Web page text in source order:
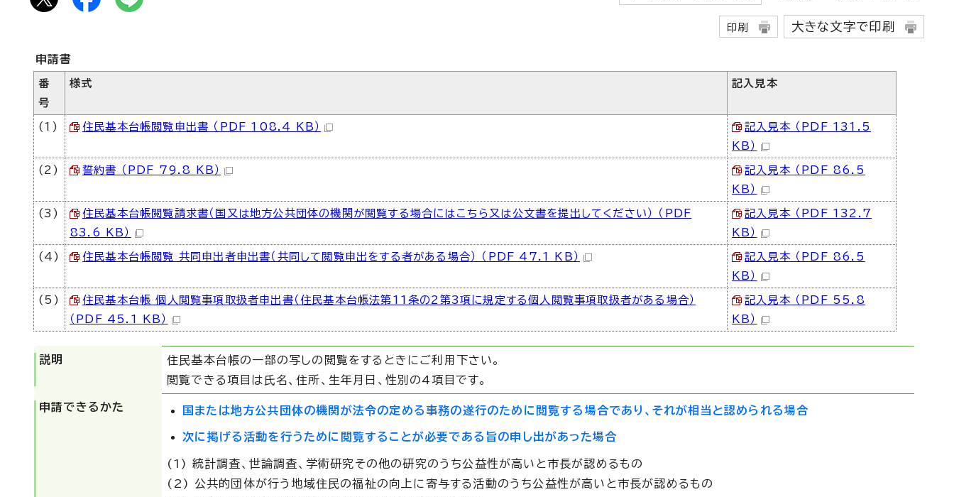
印刷 大きな文字で印刷
申請書
番
号
様式 記入見本
(1) 住民基本台帳閲覧申出書 （PDF 108.4 KB）
記入見本 （PDF 131.5
KB）
(2) 誓約書 （PDF 79.8 KB）
記入見本 （PDF 86.5
KB）
(3)
住民基本台帳閲覧請求書（国又は地方公共団体の機関が閲覧する場合にはこちら又は公文書を提出してください） （PDF
83.6 KB）
記入見本 （PDF 132.7
KB）
(4) 住民基本台帳閲覧 共同申出者申出書（共同して閲覧申出をする者がある場合） （PDF 47.1 KB）
記入見本 （PDF 86.5
KB）
(5)
住民基本台帳 個人閲覧事項取扱者申出書（住民基本台帳法第11条の2第3項に規定する個人閲覧事項取扱者がある場合）
（PDF 45.1 KB）
記入見本 （PDF 55.8
KB）
説明
住民基本台帳の一部の写しの閲覧をするときにご利用下さい。
閲覧できる項目は氏名、住所、生年月日、性別の4項目です。
申請できるかた 国または地方公共団体の機関が法令の定める事務の遂行のために閲覧する場合であり、それが相当と認められる場合
次に掲げる活動を行うために閲覧することが必要である旨の申し出があった場合
(1) 統計調査、世論調査、学術研究その他の研究のうち公益性が高いと市長が認めるもの
(2) 公共的団体が行う地域住民の福祉の向上に寄与する活動のうち公益性が高いと市長が認めるもの